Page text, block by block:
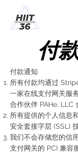
付
付款通知
所有付款均通过
一家在线支付网关服
合作伙伴 PAHe, LLC
所有提供的个人信息
安全套接字层 (SSL)
我们不会存储您的信
支付网关的 PCI 兼容